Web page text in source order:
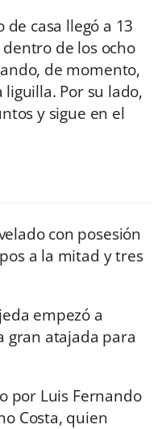
casa llegó a 13
de los ocho
de momento,
Por su lado,
y sigue en el
con posesión
a la mitad y tres
empezó a
gran atajada para
por Luis Fernando
Costa, quien